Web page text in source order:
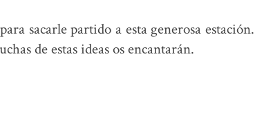
sacarle partido a esta generosa estación.
de estas ideas os encantarán.